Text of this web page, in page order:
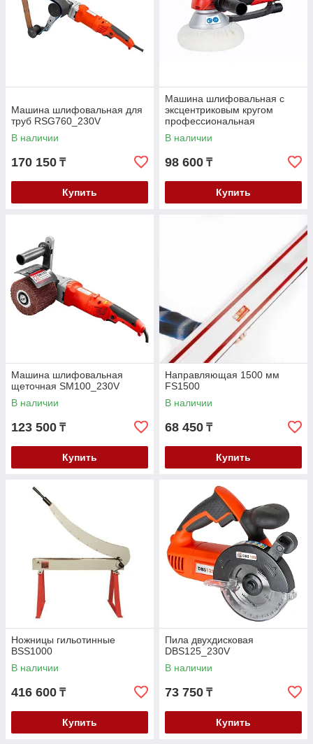
Машина шлифовальная для
труб RSG760_230V
В наличии
170 150 ₸
Купить
Машина шлифовальная с
эксцентриковым кругом
профессиональная
EZS150PRO_230V
В наличии
98 600 ₸
Купить
Машина шлифовальная
щеточная SM100_230V
В наличии
123 500 ₸
Купить
Направляющая 1500 мм
FS1500
В наличии
68 450 ₸
Купить
Ножницы гильотинные
BSS1000
В наличии
416 600 ₸
Купить
Пила двухдисковая
DBS125_230V
В наличии
73 750 ₸
Купить